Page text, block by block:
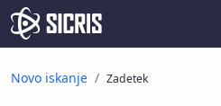
Novo iskanje Zadetek